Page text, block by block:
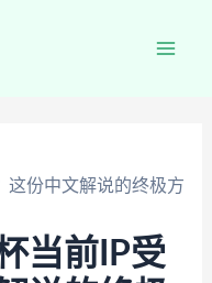
这份中文解说的终极方
当前IP受